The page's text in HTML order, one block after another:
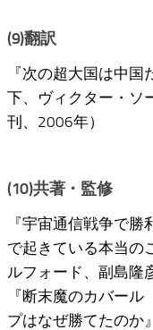
(9)翻訳
『次の超大国は中
下、ヴィクター・ソ
刊、2006年）
(10)共著・監修
『宇宙通信戦争で
で起きている本当の
ルフォード、副島隆
『断末魔のカバー
プはなぜ勝てたのか